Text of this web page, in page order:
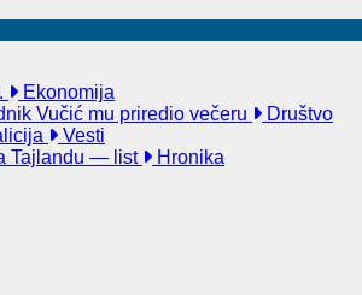
Ekonomija
Vučić mu priredio večeru
Društvo
Vesti
Tajlandu — list Hronika